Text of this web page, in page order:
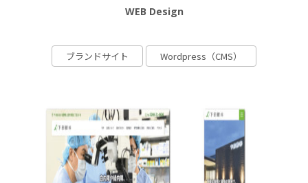
WEB Design
ブランドサイト Wordpress（CMS）